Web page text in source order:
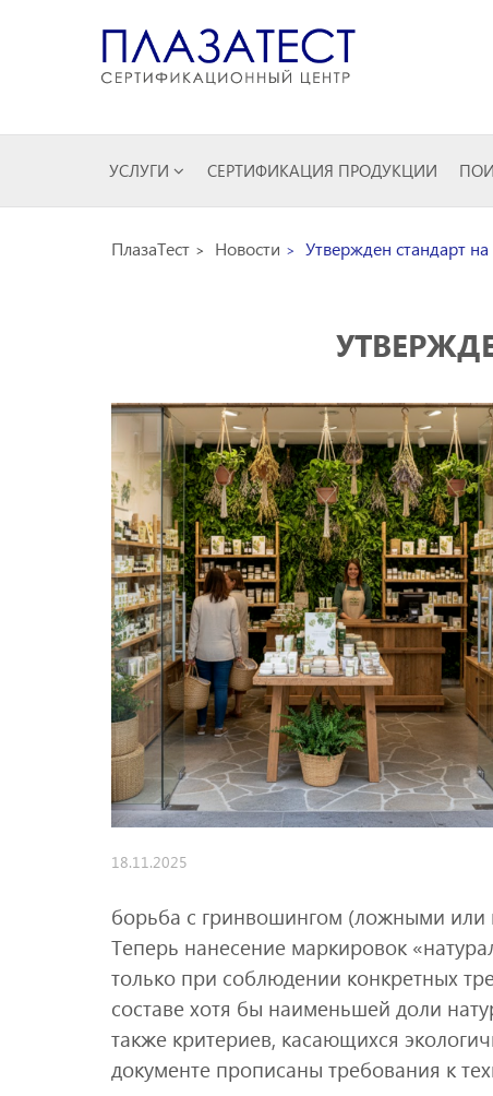
УСЛУГИ СЕРТИФИКАЦИЯ ПРОДУКЦИИ
ПлазаТест Новости Утвержден стандарт
18.11.2025
борьба с гринвошингом (ложными
Теперь нанесение маркировок
только при соблюдении конкретных
составе хотя бы наименьшей доли
также критериев, касающихся
документе прописаны требования к